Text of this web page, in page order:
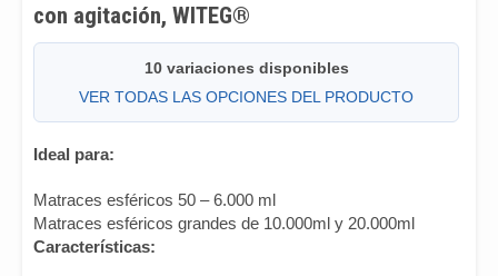
con agitación, WITEG®
10 variaciones disponibles
VER TODAS LAS OPCIONES DEL PRODUCTO
Ideal para:
Matraces esféricos 50 – 6.000 ml
Matraces esféricos grandes de 10.000ml y 20.000ml
Características: